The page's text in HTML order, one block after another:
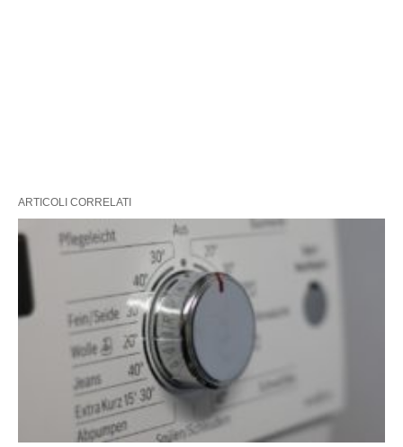
ARTICOLI CORRELATI